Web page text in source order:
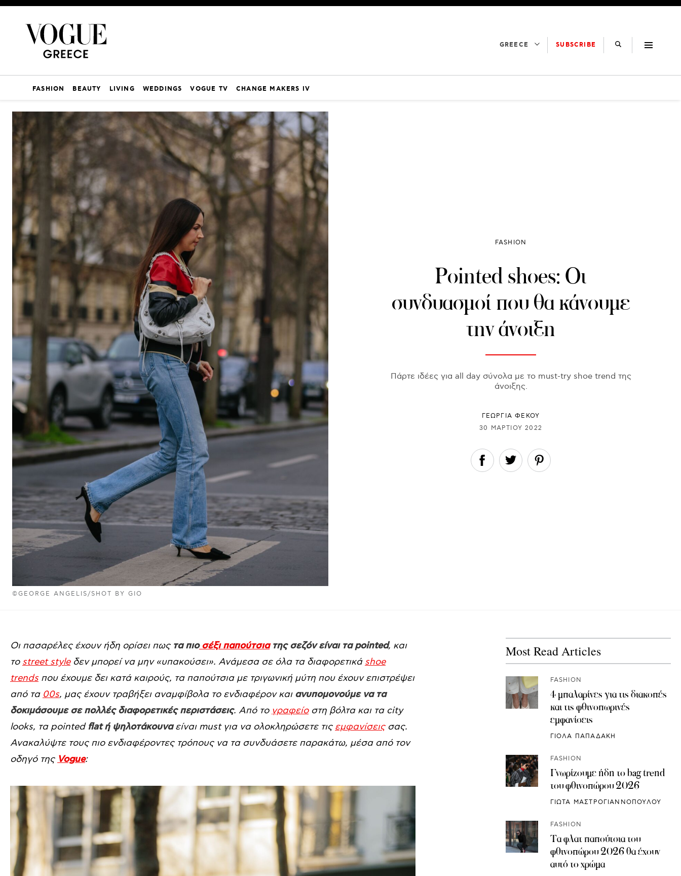
GREECE SUBSCRIBE
FASHION BEAUTY LIVING WEDDINGS VOGUE TV CHANGE MAKERS IV
©GEORGE ANGELIS/SHOT BY GIO
FASHION
Pointed shoes: Οι
συνδυασμοί που θα κάνουμε
την άνοιξη
Πάρτε ιδέες για all day σύνολα με το must-try shoe trend της
άνοιξης.
ΓΕΩΡΓΙΑ ΦΕΚΟΥ
30 ΜΑΡΤΊΟΥ 2022
Οι πασαρέλες έχουν ήδη ορίσει πως τα πιοσέξι παπούτσιατης σεζόν είναι τα pointed, και
το street styleδεν μπορεί να μην «υπακούσει». Ανάμεσα σε όλα τα διαφορετικά shoe
trendsπου έχουμε δει κατά καιρούς, τα παπούτσια με τριγωνική μύτη που έχουν επιστρέψει
από τα 00s, μας έχουν τραβήξει αναμφίβολα το ενδιαφέρον καιανυπομονούμε να τα
δοκιμάσουμε σε πολλές διαφορετικές περιστάσεις. Από το γραφείοστη βόλτα και τα city
looks, τα pointedflat ή ψηλοτάκουναείναι must για να ολοκληρώσετε τις εμφανίσειςσας.
Ανακαλύψτε τους πιο ενδιαφέροντες τρόπους να τα συνδυάσετε παρακάτω, μέσα από τον
οδηγό της Vogue:
Most Read Articles
FASHION
4 μπαλαρίνες για τις διακοπές
και τις φθινοπωρινές
εμφανίσεις
ΓΙΟΛΑ ΠΑΠΑΔΑΚΗ
FASHION
Γνωρίζουμε ήδη το bag trend
του φθινοπώρου 2026
ΓΙΩΤΑ ΜΑΣΤΡΟΓΙΑΝΝΟΠΟΥΛΟΥ
FASHION
Τα φλατ παπούτσια του
φθινοπώρου 2026 θα έχουν
αυτό το χρώμα